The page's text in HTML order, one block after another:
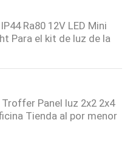
Ra80 12V LED Mini
Para el kit de luz de la
Panel luz 2x2 2x4
Tienda al por menor